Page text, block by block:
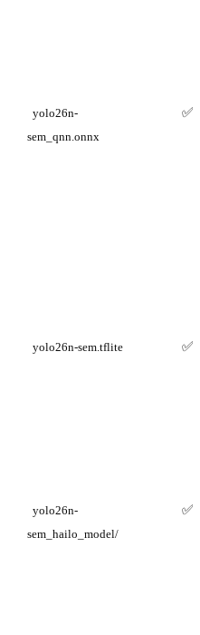
yolo26n-
sem_qnn.onnx
✅
yolo26n-sem.tflite ✅
yolo26n-
sem_hailo_model/
✅